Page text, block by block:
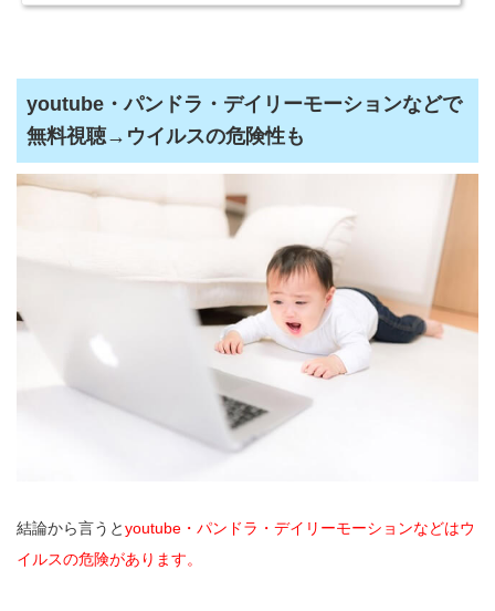
ホ、タブレット、パソコン）と...
youtube・パンドラ・デイリーモーションなどで
無料視聴→ウイルスの危険性も
結論から言うとyoutube・パンドラ・デイリーモーションなどはウ
イルスの危険があります。